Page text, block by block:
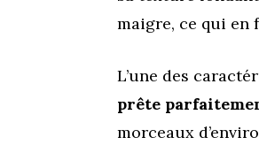
maigre, ce qui en
L’une des
prête
morceaux